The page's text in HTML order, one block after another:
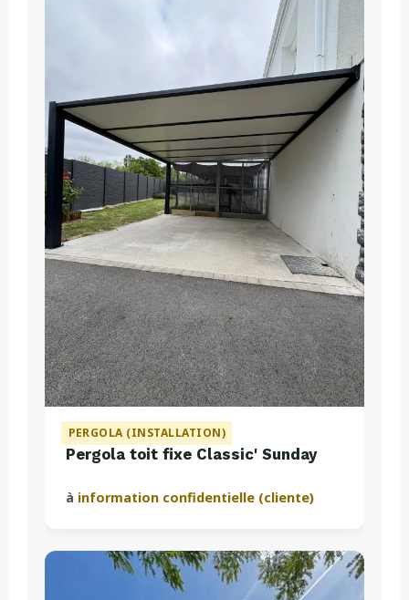
PERGOLA (INSTALLATION)
Pergola toit fixe Classic' Sunday
à information confidentielle (cliente)